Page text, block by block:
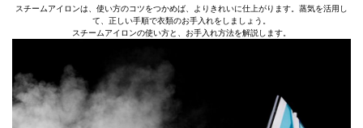
スチームアイロンは、使い方のコツをつかめば、よりきれいに仕上がります。蒸気を活用し
て、正しい手順で衣類のお手入れをしましょう。
スチームアイロンの使い方と、お手入れ方法を解説します。